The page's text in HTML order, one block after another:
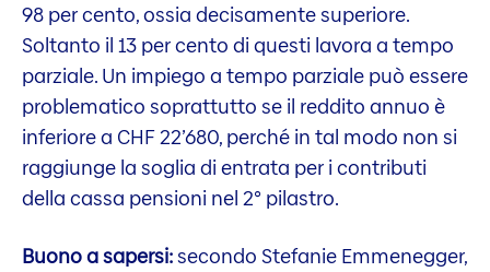
98 per cento, ossia decisamente superiore.
Soltanto il 13 per cento di questi lavora a tempo
parziale. Un impiego a tempo parziale può essere
problematico soprattutto se il reddito annuo è
inferiore a CHF 22’680, perché in tal modo non si
raggiunge la soglia di entrata per i contributi
della cassa pensioni nel 2° pilastro.
Buono a sapersi:secondo Stefanie Emmenegger,